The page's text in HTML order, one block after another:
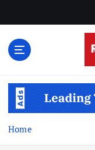
Home